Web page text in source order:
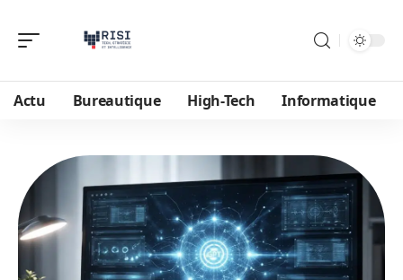
Actu Bureautique High-Tech Informatique